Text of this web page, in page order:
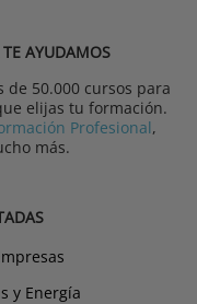
AYUDAMOS
de 50.000 cursos para
elijas tu formación.
Profesional,
más.
y Energía